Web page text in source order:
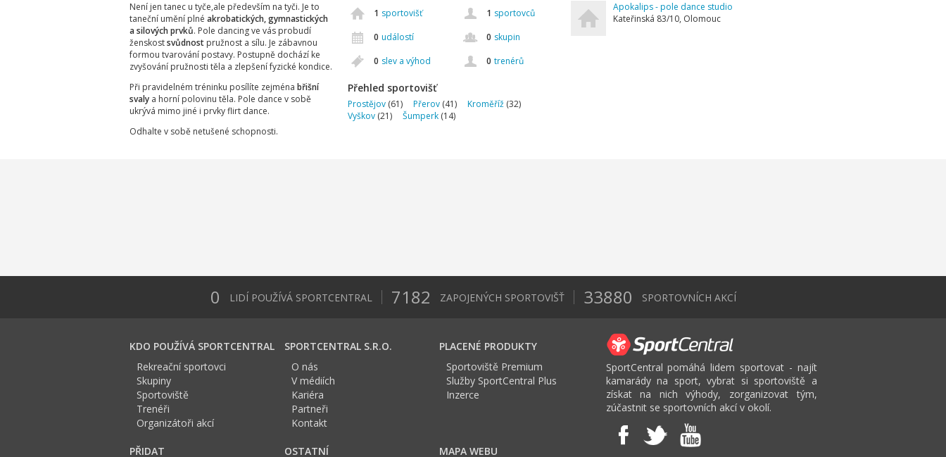
Není jen tanec u tyče,ale především na tyči. Je to
taneční umění plné akrobatických, gymnastických
a silových prvků. Pole dancing ve vás probudí
ženskostsvůdnostpružnost a sílu. Je zábavnou
formou tvarování postavy. Postupně dochází ke
zvyšování pružnosti těla a zlepšení fyzické kondice.
Při pravidelném tréninku posílíte zejména břišní
svalya horní polovinu těla. Pole dance v sobě
ukrývá mimo jiné i prvky flirt dance.
Odhalte v sobě netušené schopnosti.
1 sportovišť 1 sportovců
0 událostí 0 skupin
0 slev a výhod 0 trenérů
Přehled sportovišť
Prostějov (61) Přerov (41) Kroměříž (32)
Vyškov (21) Šumperk (14)
Apokalips - pole dance studio
Kateřinská 83/10, Olomouc
0 LIDÍ POUŽÍVÁ SPORTCENTRAL 7182 ZAPOJENÝCH SPORTOVIŠŤ 33880 SPORTOVNÍCH AKCÍ
KDO POUŽÍVÁ SPORTCENTRAL
Rekreační sportovci
Skupiny
Sportoviště
Trenéři
Organizátoři akcí
SPORTCENTRAL S.R.O.
O nás
V médiích
Kariéra
Partneři
Kontakt
PLACENÉ PRODUKTY
Sportoviště Premium
Služby SportCentral Plus
Inzerce
PŘIDAT OSTATNÍ MAPA WEBU
SportCentral pomáhá lidem sportovat - najít
kamarády na sport, vybrat si sportoviště a
získat na nich výhody, zorganizovat tým,
zúčastnit se sportovních akcí v okolí.